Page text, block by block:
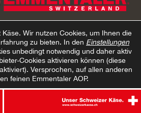
|Datenschutz| AGB Onlineshop | Cookie –
Erklärung
Käse. Wir nutzen Cookies, um Ihnen die
zu bieten. In den Einstellungen
unbedingt notwendig und daher aktiv
Cookies aktivieren können (diese
Versprochen, auf allen anderen
feinen Emmentaler AOP.
Nur notwendige Cookies